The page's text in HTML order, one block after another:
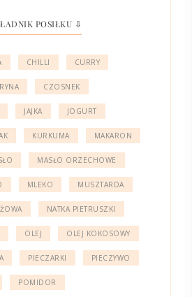
POSIŁKU ⇩
CHILLI CURRY
CZOSNEK
JAJKA JOGURT
KURKUMA MAKARON
MASŁO ORZECHOWE
MLEKO MUSZTARDA
NATKA PIETRUSZKI
OLEJ OLEJ KOKOSOWY
PIECZARKI PIECZYWO
POMIDOR